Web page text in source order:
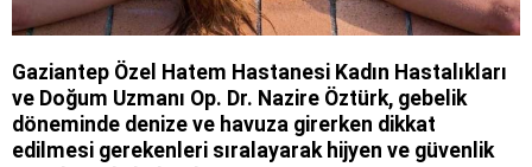
Gaziantep Özel Hatem Hastanesi Kadın Hastalıkları
ve Doğum Uzmanı Op. Dr. Nazire Öztürk, gebelik
döneminde denize ve havuza girerken dikkat
edilmesi gerekenleri sıralayarak hijyen ve güvenlik